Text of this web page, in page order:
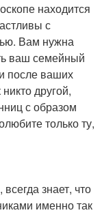
находится
с
Вам нужна
ваш семейный
после ваших
другой,
с образом
только ту,
знает, что
именно так